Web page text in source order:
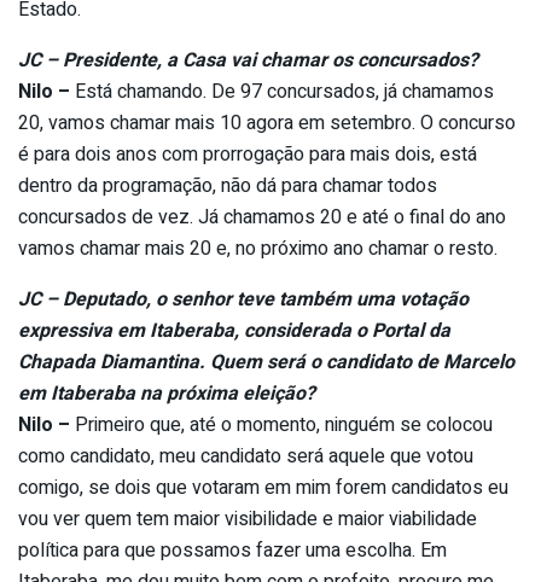
Estado.
JC – Presidente, a Casa vai chamar os concursados?
Nilo – Está chamando. De 97 concursados, já chamamos
20, vamos chamar mais 10 agora em setembro. O concurso
é para dois anos com prorrogação para mais dois, está
dentro da programação, não dá para chamar todos
concursados de vez. Já chamamos 20 e até o final do ano
vamos chamar mais 20 e, no próximo ano chamar o resto.
JC – Deputado, o senhor teve também uma votação
expressiva em Itaberaba, considerada o Portal da
Chapada Diamantina. Quem será o candidato de Marcelo
em Itaberaba na próxima eleição?
Nilo – Primeiro que, até o momento, ninguém se colocou
como candidato, meu candidato será aquele que votou
comigo, se dois que votaram em mim forem candidatos eu
vou ver quem tem maior visibilidade e maior viabilidade
política para que possamos fazer uma escolha. Em